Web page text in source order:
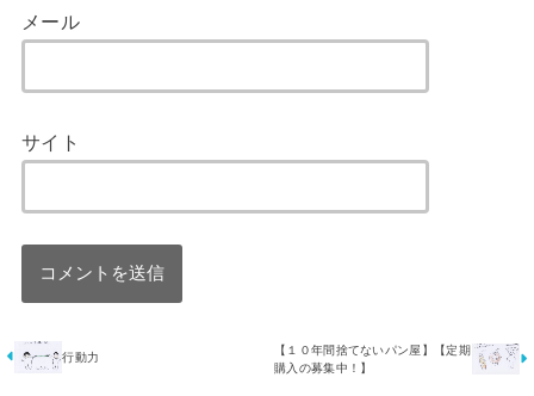
メール
サイト
行動力
【１０年間捨てないパン屋】【定期
購入の募集中！】